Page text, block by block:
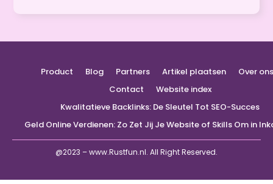
@2023 – www.Rustfun.nl. All Right Reserved.
Product Blog Partners Artikel plaatsen
Over ons
Contact
Website index
Kwalitatieve Backlinks: De Sleutel Tot SEO-Succes
Geld Online Verdienen: Zo Zet Jij Je Website of Skills Om in